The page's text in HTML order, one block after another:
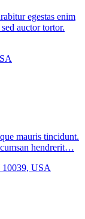
egestas enim
auctor tortor.
mauris tincidunt.
hendrerit…
USA